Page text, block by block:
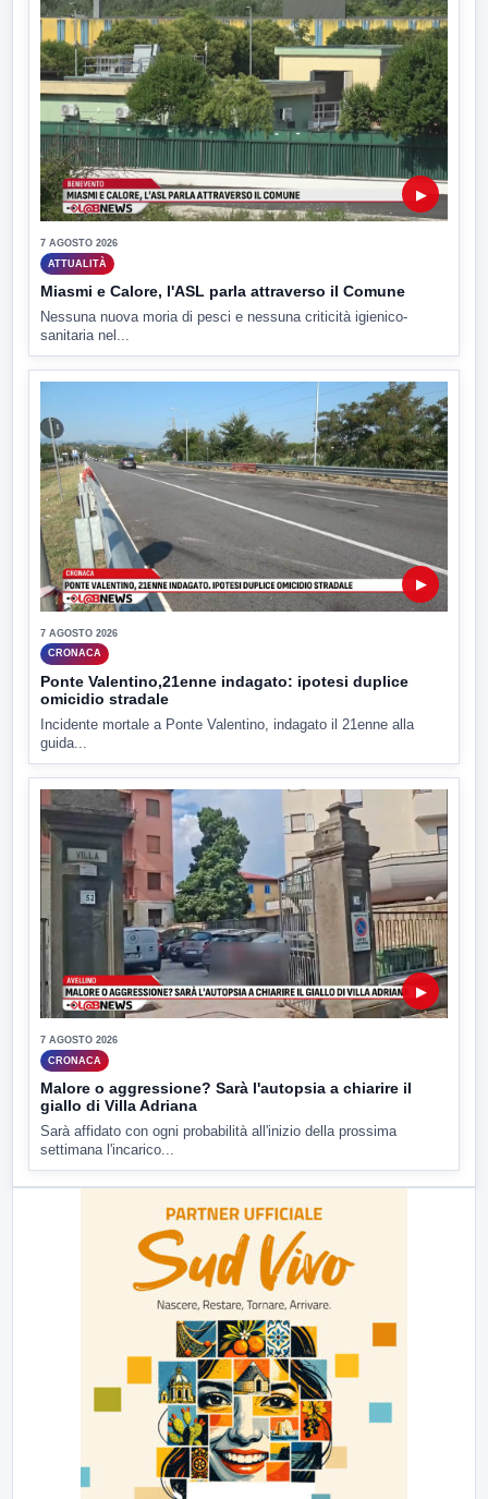
▶
7 AGOSTO 2026
ATTUALITÀ
Miasmi e Calore, l'ASL parla attraverso il Comune
Nessuna nuova moria di pesci e nessuna criticità igienico-
sanitaria nel...
▶
7 AGOSTO 2026
CRONACA
Ponte Valentino,21enne indagato: ipotesi duplice
omicidio stradale
Incidente mortale a Ponte Valentino, indagato il 21enne alla
guida...
▶
7 AGOSTO 2026
CRONACA
Malore o aggressione? Sarà l'autopsia a chiarire il
giallo di Villa Adriana
Sarà affidato con ogni probabilità all'inizio della prossima
settimana l'incarico...